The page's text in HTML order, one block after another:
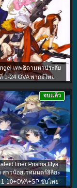
เทพธิดามหาประลัย
1-24 OVA พากย์ไทย
liner Prisma Illya
สาวน้อยเวทมนตร์อิลิยะ
10+OVA+SP ซับไทย
จบแล้ว